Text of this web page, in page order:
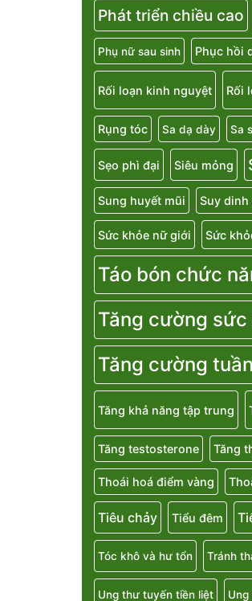
Phát triển chiều cao
Phụ nữ sau sinh Phục hồi
Rối loạn kinh nguyệt Rối
Rụng tóc Sa dạ dày Sa
Sẹo phì đại Siêu mỏng
Sung huyết mũi Suy dinh
Sức khỏe nữ giới Sức
Táo bón chức
Tăng cường sức
Tăng cường
Tăng khả năng tập trung
Tăng testosterone Tăng
Thoái hoá điểm vàng
Tiêu chảy Tiểu đêm
Tóc khô và hư tổn Tránh
Ung thư tuyến tiền liệt